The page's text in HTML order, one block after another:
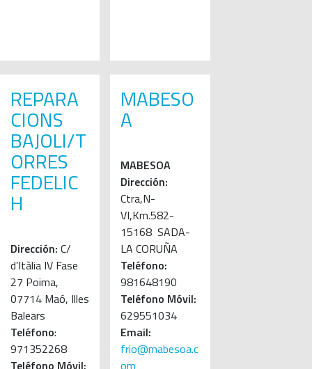
REPARA
CIONS
BAJOLI/T
ORRES
FEDELIC
H
Dirección: C/
d’Itàlia IV Fase
27 Poima,
07714 Maó, Illes
Balears
Teléfono:
971352268
Teléfono Móvil:
MABESO
A
MABESOA
Dirección:
Ctra,N-
VI,Km.582-
15168 SADA-
LA CORUÑA
Teléfono:
981648190
Teléfono Móvil:
629551034
Email:
frio@mabesoa.c
om